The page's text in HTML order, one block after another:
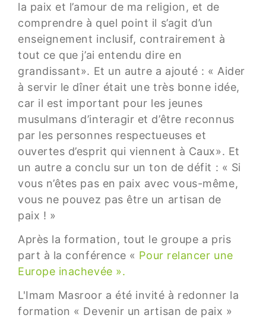
la paix et l’amour de ma religion, et de
comprendre à quel point il s’agit d’un
enseignement inclusif, contrairement à
tout ce que j’ai entendu dire en
grandissant». Et un autre a ajouté : « Aider
à servir le dîner était une très bonne idée,
car il est important pour les jeunes
musulmans d’interagir et d’être reconnus
par les personnes respectueuses et
ouvertes d’esprit qui viennent à Caux». Et
un autre a conclu sur un ton de défit : « Si
vous n’êtes pas en paix avec vous-même,
vous ne pouvez pas être un artisan de
paix ! »
Après la formation, tout le groupe a pris
part à la conférence « Pour relancer une
Europe inachevée ».
L'Imam Masroor a été invité à redonner la
formation « Devenir un artisan de paix »